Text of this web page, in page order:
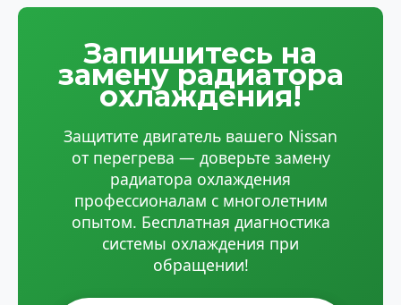
Запишитесь на
замену радиатора
охлаждения!
Защитите двигатель вашего Nissan
от перегрева — доверьте замену
радиатора охлаждения
профессионалам с многолетним
опытом. Бесплатная диагностика
системы охлаждения при
обращении!